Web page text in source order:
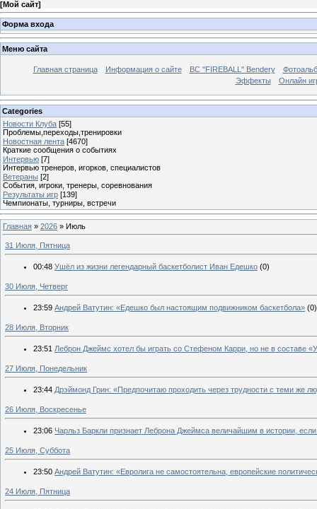
[Мой сайт]
Форма входа
Меню сайта
Главная страница Информация о сайте BC "FIREBALL" Bendery
Эффекты
Онлайн
Categories
Новости Клуба [55]
Проблемы,переходы,тренировки
Новостная лента [4670]
Краткие сообщения о событиях
Интервью [7]
Интервью тренеров, игорков, специалистов
Ветераны [2]
События, игроки, тренеры, соревнования
Результаты игр [139]
Чемпионаты, турниры, встречи
Главная » 2026 » Июль
31 Июля, Пятница
00:48 Ушёл из жизни легендарный баскетболист Иван Едешко (0)
30 Июля, Четверг
23:59 Андрей Ватутин: «Едешко был настоящим подвижником баскетбола» (0)
28 Июля, Вторник
23:51 Леброн Джеймс хотел бы играть со Стефеном Карри, но не в составе
27 Июля, Понедельник
23:44 Дрэймонд Грин: «Предпочитаю проходить через трудности с теми же
26 Июля, Воскресенье
23:06 Чарльз Баркли признает Леброна Джеймса величайшим в истории,
25 Июля, Суббота
23:50 Андрей Ватутин: «Евролига не самостоятельна, европейские
24 Июля, Пятница